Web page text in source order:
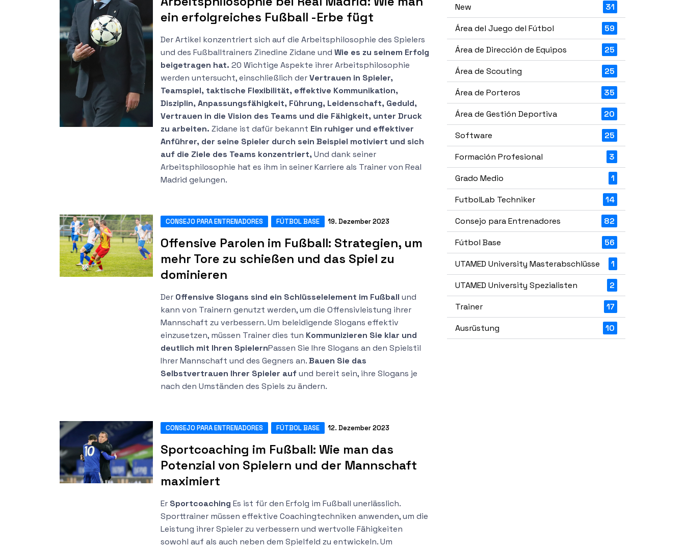
ein erfolgreiches Fußball -Erbe fügt
Der Artikel konzentriert sich auf die Arbeitsphilosophie des Spielers
und des Fußballtrainers Zinedine Zidane und Wie es zu seinem Erfolg
beigetragen hat. 20 Wichtige Aspekte ihrer Arbeitsphilosophie
werden untersucht, einschließlich derVertrauen in Spieler,
Teamspiel, taktische Flexibilität, effektive Kommunikation,
Disziplin, Anpassungsfähigkeit, Führung, Leidenschaft, Geduld,
Vertrauen in die Vision des Teams und die Fähigkeit, unter Druck
zu arbeiten. Zidane ist dafür bekannt Ein ruhiger und effektiver
Anführer, der seine Spieler durch sein Beispiel motiviert und sich
auf die Ziele des Teams konzentriert,Und dank seiner
Arbeitsphilosophie hat es ihm in seiner Karriere als Trainer von Real
Madrid gelungen.
CONSEJO PARA ENTRENADORES FÚTBOL BASE 19. Dezember 2023
Offensive Parolen im Fußball: Strategien, um
mehr Tore zu schießen und das Spiel zu
dominieren
Der Offensive Slogans sind ein Schlüsselelement im Fußball und
kann von Trainern genutzt werden, um die Offensivleistung ihrer
Mannschaft zu verbessern. Um beleidigende Slogans effektiv
einzusetzen, müssen Trainer dies tun Kommunizieren Sie klar und
deutlich mit Ihren SpielernPassen Sie Ihre Slogans an den Spielstil
Ihrer Mannschaft und des Gegners an.Bauen Sie das
Selbstvertrauen Ihrer Spieler aufund bereit sein, ihre Slogans je
nach den Umständen des Spiels zu ändern.
CONSEJO PARA ENTRENADORES FÚTBOL BASE 12. Dezember 2023
Sportcoaching im Fußball: Wie man das
Potenzial von Spielern und der Mannschaft
maximiert
Er Sportcoaching Es ist für den Erfolg im Fußball unerlässlich.
Sporttrainer müssen effektive Coachingtechniken anwenden, um die
Leistung ihrer Spieler zu verbessern und wertvolle Fähigkeiten
sowohl auf als auch neben dem Spielfeld zu entwickeln. Um
New
31
Área del Juego del Fútbol
59
Área de Dirección de Equipos
25
Área de Scouting
25
Área de Porteros
35
Área de Gestión Deportiva
20
Software
25
Formación Profesional
3
Grado Medio
1
FutbolLab Techniker
14
Consejo para Entrenadores
82
Fútbol Base
56
UTAMED University Masterabschlüsse
1
UTAMED University Spezialisten
2
Trainer
17
Ausrüstung
10